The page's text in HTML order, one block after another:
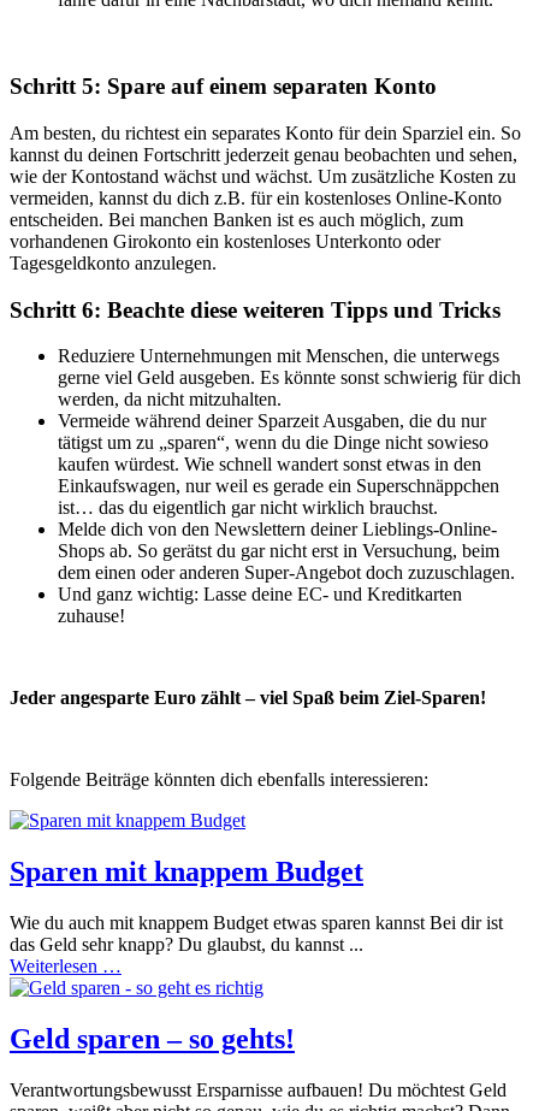
Schritt 5: Spare auf einem separaten Konto
Am besten, du richtest ein separates Konto für dein Sparziel ein. So
kannst du deinen Fortschritt jederzeit genau beobachten und sehen,
wie der Kontostand wächst und wächst. Um zusätzliche Kosten zu
vermeiden, kannst du dich z.B. für ein kostenloses Online-Konto
entscheiden. Bei manchen Banken ist es auch möglich, zum
vorhandenen Girokonto ein kostenloses Unterkonto oder
Tagesgeldkonto anzulegen.
Schritt 6: Beachte diese weiteren Tipps und Tricks
Reduziere Unternehmungen mit Menschen, die unterwegs
gerne viel Geld ausgeben. Es könnte sonst schwierig für dich
werden, da nicht mitzuhalten.
Vermeide während deiner Sparzeit Ausgaben, die du nur
tätigst um zu „sparen“, wenn du die Dinge nicht sowieso
kaufen würdest. Wie schnell wandert sonst etwas in den
Einkaufswagen, nur weil es gerade ein Superschnäppchen
ist… das du eigentlich gar nicht wirklich brauchst.
Melde dich von den Newslettern deiner Lieblings-Online-
Shops ab. So gerätst du gar nicht erst in Versuchung, beim
dem einen oder anderen Super-Angebot doch zuzuschlagen.
Und ganz wichtig: Lasse deine EC- und Kreditkarten
zuhause!
Jeder angesparte Euro zählt – viel Spaß beim Ziel-Sparen!
Folgende Beiträge könnten dich ebenfalls interessieren:
Sparen mit knappem Budget
Wie du auch mit knappem Budget etwas sparen kannst Bei dir ist
das Geld sehr knapp? Du glaubst, du kannst ...
Weiterlesen …
Geld sparen – so gehts!
Verantwortungsbewusst Ersparnisse aufbauen! Du möchtest Geld